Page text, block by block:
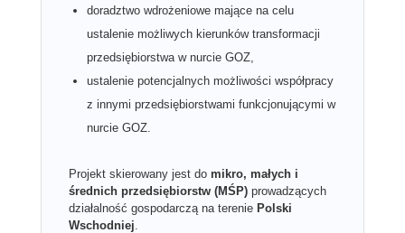
doradztwo wdrożeniowe mające na celu
ustalenie możliwych kierunków transformacji
przedsiębiorstwa w nurcie GOZ,
ustalenie potencjalnych możliwości współpracy
z innymi przedsiębiorstwami funkcjonującymi w
nurcie GOZ.
Projekt skierowany jest do mikro, małych i
średnich przedsiębiorstw (MŚP)prowadzących
działalność gospodarczą na terenie Polski
Wschodniej